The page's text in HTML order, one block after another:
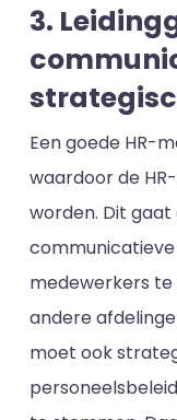
3.
Een goede HR-
waardoor de
worden. Dit
medewerkers
andere
moet ook